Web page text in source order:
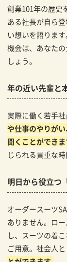
創業101年の歴史
ある社長が自ら
い想いを語ります
機会は、あなた
しょう。
年の近い先輩と
実際に働く若手社
や仕事のやりが
聞くことができま
じられる貴重な時
明日から役立つ
オーダースーツ
ありません。ロ
し、スーツの着
ご用意。社会人と